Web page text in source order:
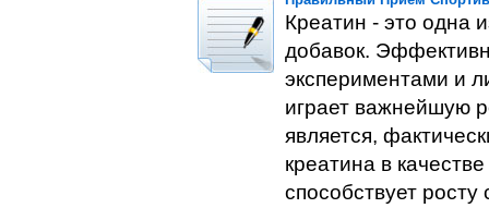
Креатин - это одна
добавок.
экспериментами и
играет важнейшую
является,
креатина в
способствует